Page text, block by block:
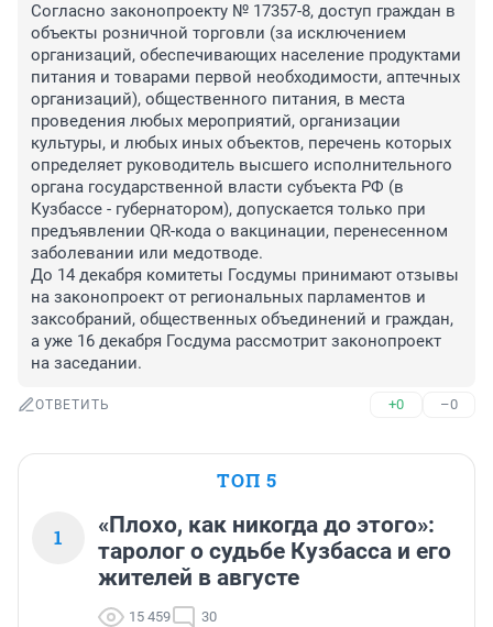
Согласно законопроекту № 17357-8, доступ граждан в
объекты розничной торговли (за исключением
организаций, обеспечивающих население продуктами
питания и товарами первой необходимости, аптечных
организаций), общественного питания, в места
проведения любых мероприятий, организации
культуры, и любых иных объектов, перечень которых
определяет руководитель высшего исполнительного
органа государственной власти субъекта РФ (в
Кузбассе - губернатором), допускается только при
предъявлении QR-кода о вакцинации, перенесенном
заболевании или медотводе.
До 14 декабря комитеты Госдумы принимают отзывы
на законопроект от региональных парламентов и
заксобраний, общественных объединений и граждан,
а уже 16 декабря Госдума рассмотрит законопроект
на заседании.
ОТВЕТИТЬ +0 –0
ТОП 5
1
«Плохо, как никогда до этого»:
таролог о судьбе Кузбасса и его
жителей в августе
15 459 30